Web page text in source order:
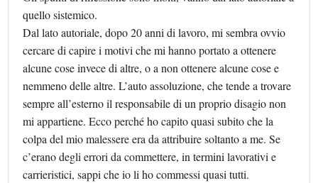
quello sistemico.
Dal lato autoriale, dopo 20 anni di lavoro, mi sembra ovvio
cercare di capire i motivi che mi hanno portato a ottenere
alcune cose invece di altre, o a non ottenere alcune cose e
nemmeno delle altre. L’auto assoluzione, che tende a trovare
sempre all’esterno il responsabile di un proprio disagio non
mi appartiene. Ecco perché ho capito quasi subito che la
colpa del mio malessere era da attribuire soltanto a me. Se
c’erano degli errori da commettere, in termini lavorativi e
carrieristici, sappi che io li ho commessi quasi tutti.